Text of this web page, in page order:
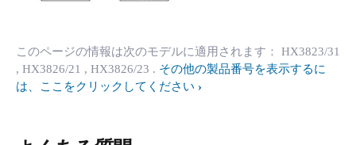
このページの情報は次のモデルに適用されます： HX3823/31
, HX3826/21 , HX3826/23 . その他の製品番号を表示するに
は、ここをクリックしてください